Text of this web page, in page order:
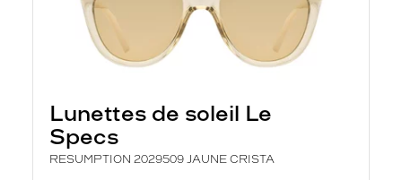
Lunettes de soleil Le
Specs
RESUMPTION 2029509 JAUNE CRISTA